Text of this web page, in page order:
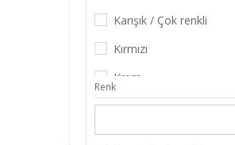
Karışık / Çok renkli
Kırmızı
Krem
Lacivert
Lacivert Koyu
Renk